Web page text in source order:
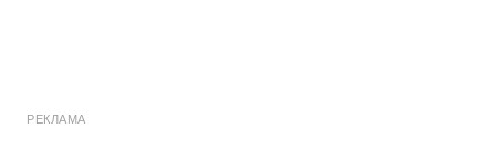
РЕКЛАМА